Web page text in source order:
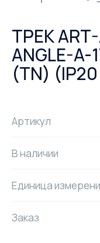
ТРЕК
ANGLE-
(TN)
Артикул
В наличии
Единица
Заказ